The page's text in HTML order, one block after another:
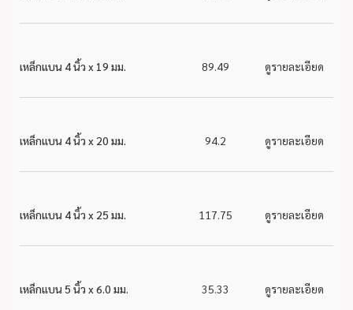
เหล็กแบน 4 นิ้ว x 19 มม. 89.49 ดูรายละเอียด
เหล็กแบน 4 นิ้ว x 20 มม. 94.2 ดูรายละเอียด
เหล็กแบน 4 นิ้ว x 25 มม. 117.75 ดูรายละเอียด
เหล็กแบน 5 นิ้ว x 6.0 มม. 35.33 ดูรายละเอียด